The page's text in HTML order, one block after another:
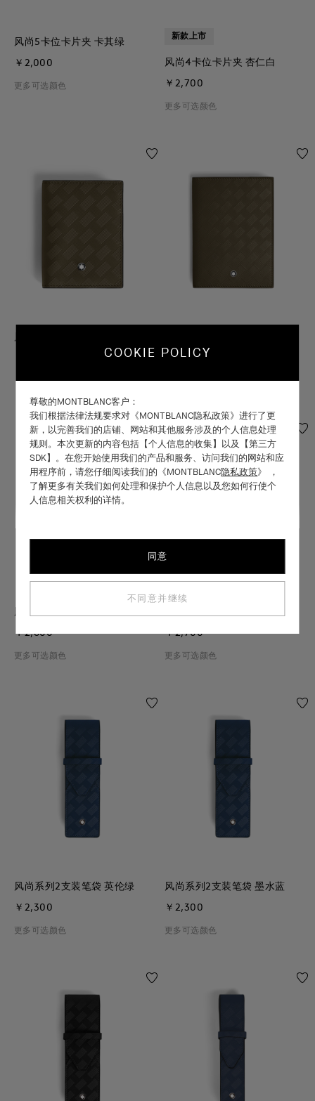
风尚5卡位卡片夹 卡其绿
￥2,000
更多可选颜色
新款上市
风尚4卡位卡片夹 杏仁白
￥2,700
更多可选颜色
￥2,600
更多可选颜色
￥2,600
更多可选颜色
￥2,700
更多可选颜色
风尚系列2支装笔袋 英伦绿
￥2,300
更多可选颜色
风尚系列2支装笔袋 墨水蓝
￥2,300
更多可选颜色
COOKIE POLICY
尊敬的MONTBLANC客户：
我们根据法律法规要求对《MONTBLANC隐私政策》进行了更
新，以完善我们的店铺、网站和其他服务涉及的个人信息处理
规则。本次更新的内容包括【个人信息的收集】以及【第三方
SDK】。在您开始使用我们的产品和服务、访问我们的网站和应
用程序前，请您仔细阅读我们的《MONTBLANC隐私政策》 ，
了解更多有关我们如何处理和保护个人信息以及您如何行使个
人信息相关权利的详情。
同意
不同意并继续